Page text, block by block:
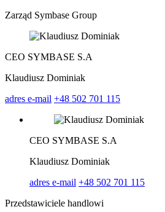
Zarząd Symbase Group
CEO SYMBASE S.A
Klaudiusz Dominiak
adres e-mail +48 502 701 115
CEO SYMBASE S.A
Klaudiusz Dominiak
adres e-mail +48 502 701 115
Przedstawiciele handlowi